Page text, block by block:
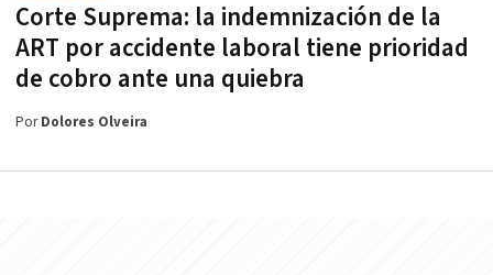
Corte Suprema: la indemnización de la
ART por accidente laboral tiene prioridad
de cobro ante una quiebra
PorDolores Olveira